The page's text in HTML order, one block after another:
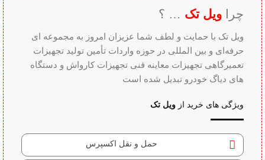
چرا ویل تک … ؟
ویل تک با حمایت و لطف شما عزیزان امروز به مجموعه ای
حرفه‌ای و بین‌ المللی در حوزه واردات تأمین تولید تجهیزات
تعمیرگاهی تجهیزات معاینه فنی تجهیزات کارواش و دستگاه
های دیاگ خودرو تبدیل شده است
ویژگی های خرید از ویل تک
حمل و نقل اکسپرس